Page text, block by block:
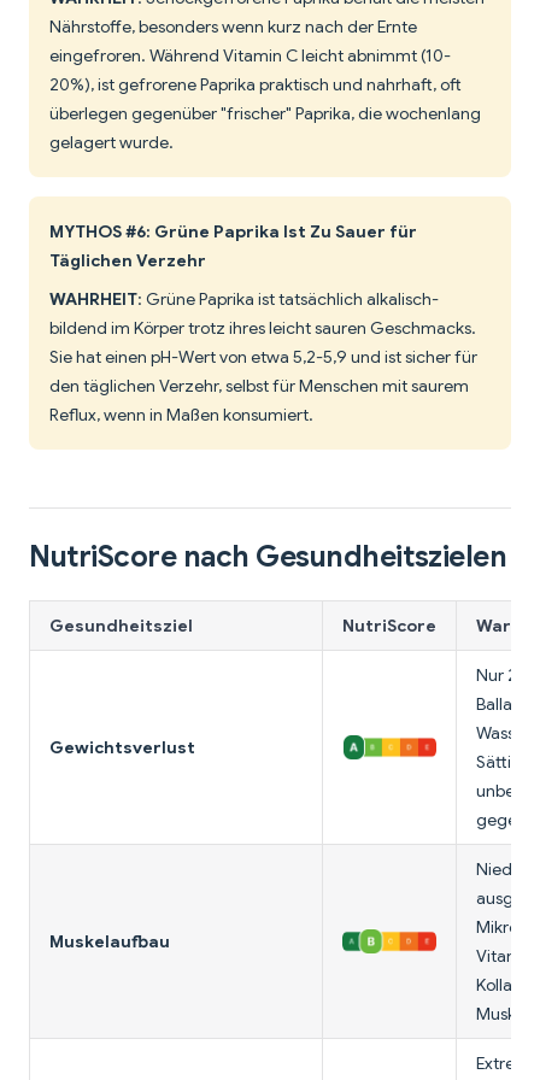
Nährstoffe, besonders wenn kurz nach der Ernte
eingefroren. Während Vitamin C leicht abnimmt (10-
20%), ist gefrorene Paprika praktisch und nahrhaft, oft
überlegen gegenüber "frischer" Paprika, die wochenlang
gelagert wurde.
MYTHOS #6: Grüne Paprika Ist Zu Sauer für
Täglichen Verzehr
WAHRHEIT: Grüne Paprika ist tatsächlich alkalisch-
bildend im Körper trotz ihres leicht sauren Geschmacks.
Sie hat einen pH-Wert von etwa 5,2-5,9 und ist sicher für
den täglichen Verzehr, selbst für Menschen mit saurem
Reflux, wenn in Maßen konsumiert.
NutriScore nach Gesundheitszielen
Gesundheitsziel NutriScore
Gewichtsverlust
Nur 24
Muskelaufbau
Vitamin
Extrem